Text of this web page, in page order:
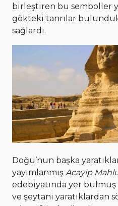
birleştiren bu semboller
gökteki tanrılar
sağlardı.
Doğu’nun başka
yayımlanmış Acayip
edebiyatında yer
ve şeytani yaratıklardan